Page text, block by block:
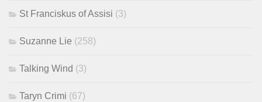
St Franciskus of Assisi (3)
Suzanne Lie (258)
Talking Wind (3)
Taryn Crimi (67)